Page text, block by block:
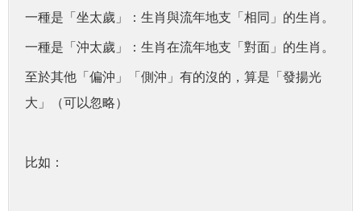
一種是「坐太歲」：生肖與流年地支「相同」的生肖。
一種是「沖太歲」：生肖在流年地支「對面」的生肖。
至於其他「偏沖」「側沖」有的沒的，算是「發揚光
大」（可以忽略）
比如：